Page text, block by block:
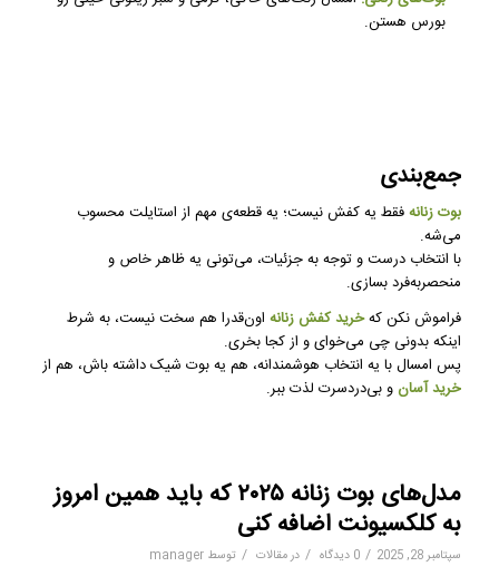
بورس هستن.
جمع‌بندی
بوت زنانهفقط یه کفش نیست؛ یه قطعه‌ی مهم از استایلت محسوب
می‌شه.
با انتخاب درست و توجه به جزئیات، می‌تونی یه ظاهر خاص و
منحصر‌به‌فرد بسازی.
فراموش نکن کهخرید کفش زنانهاون‌قدرا هم سخت نیست، به شرط
اینکه بدونی چی می‌خوای و از کجا بخری.
پس امسال با یه انتخاب هوشمندانه، هم یه بوت شیک داشته باش، هم از
خرید آسانو بی‌دردسرت لذت ببر.
مدل‌های بوت زنانه ۲۰۲۵ که باید همین امروز
به کلکسیونت اضافه کنی
سپتامبر 28, 2025 / 0 دیدگاه / درمقالات / توسط manager